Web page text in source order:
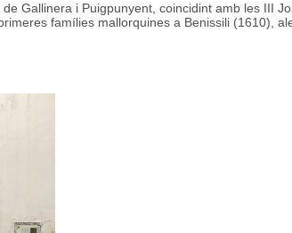
Gallinera i Puigpunyent, coincidint amb les III
famílies mallorquines a Benissili (1610),